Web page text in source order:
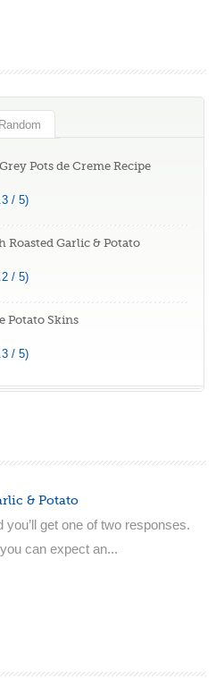
Random
Pots de Creme Recipe
/ 5)
Roasted Garlic & Potato
/ 5)
Potato Skins
/ 5)
& Potato
get one of two responses.
can expect an...